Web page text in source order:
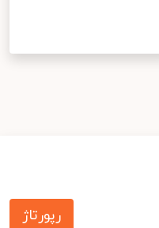
رپورتاژ